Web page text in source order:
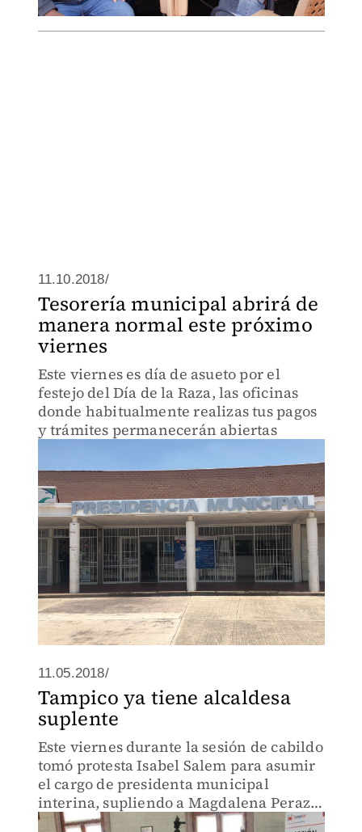
11.10.2018/
Tesorería municipal abrirá de
manera normal este próximo
viernes
Este viernes es día de asueto por el
festejo del Día de la Raza, las oficinas
donde habitualmente realizas tus pagos
y trámites permanecerán abiertas
11.05.2018/
Tampico ya tiene alcaldesa
suplente
Este viernes durante la sesión de cabildo
tomó protesta Isabel Salem para asumir
el cargo de presidenta municipal
interina, supliendo a Magdalena Peraza,
quien contenderá por la reelección.